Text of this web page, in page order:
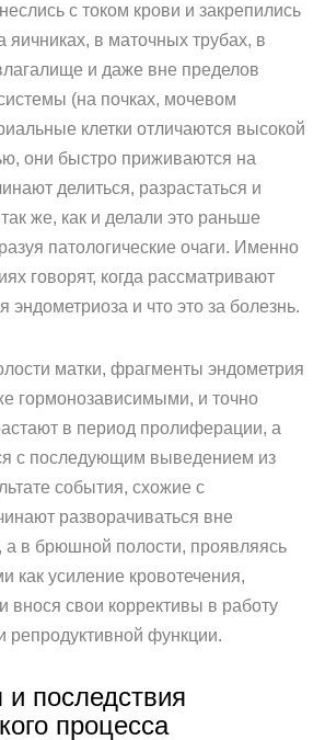
с током крови и закрепились
яичниках, в маточных трубах, в
и даже вне пределов
(на почках, мочевом
клетки отличаются высокой
они быстро приживаются на
делиться, разрастаться и
же, как и делали это раньше
патологические очаги. Именно
говорят, когда рассматривают
эндометриоза и что это за болезнь.
матки, фрагменты эндометрия
гормонозависимыми, и точно
в период пролиферации, а
с последующим выведением из
события, схожие с
разворачиваться вне
а в брюшной полости, проявляясь
как усиление кровотечения,
внося свои коррективы в работу
репродуктивной функции.
последствия
процесса